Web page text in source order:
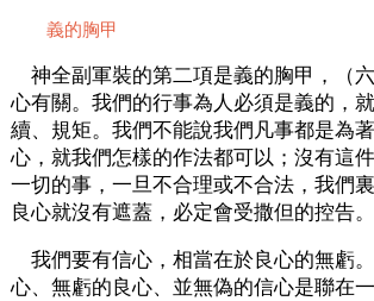
義的胸甲
神全副軍裝的第二項是義的胸甲，（
心有關。我們的行事為人必須是義的，
續、規矩。我們不能說我們凡事都是為
心，就我們怎樣的作法都可以；沒有這
一切的事，一旦不合理或不合法，我們
良心就沒有遮蓋，必定會受撒但的控告。
我們要有信心，相當在於良心的無虧
心、無虧的良心、並無偽的信心是聯在